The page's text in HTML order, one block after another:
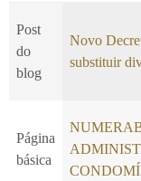
Post
do
blog
Novo
substituir
Página
básica